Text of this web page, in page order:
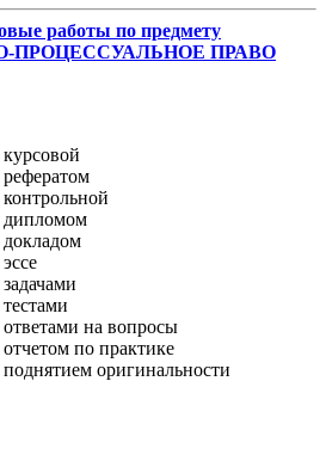
работы по предмету
ПРОЦЕССУАЛЬНОЕ ПРАВО
дипломом
докладом
на вопросы
по практике
оригинальности